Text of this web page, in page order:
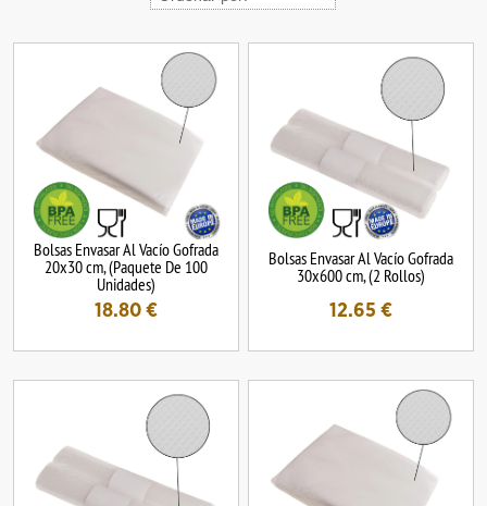
Bolsas Envasar Al Vacío Gofrada
20x30 cm, (Paquete De 100
Unidades)
18.80€
Bolsas Envasar Al Vacío Gofrada
30x600 cm, (2 Rollos)
12.65 €